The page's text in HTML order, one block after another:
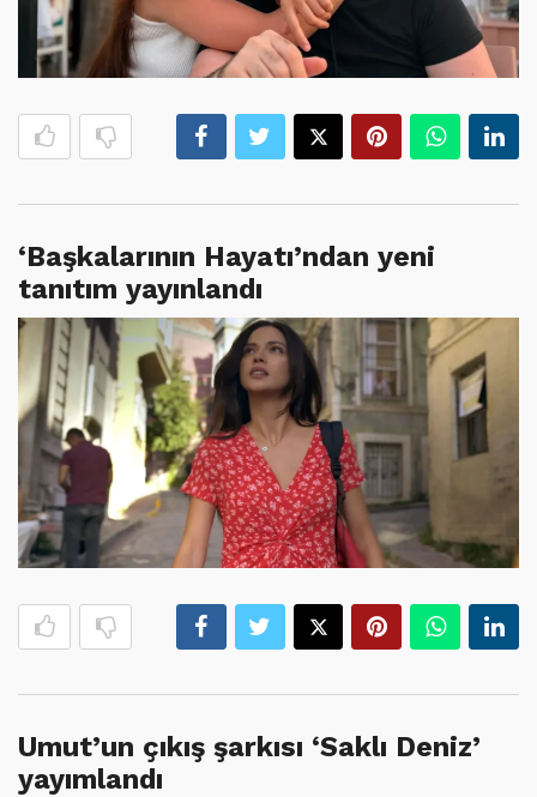
‘Başkalarının Hayatı’ndan yeni
tanıtım yayınlandı
Umut’un çıkış şarkısı ‘Saklı Deniz’
yayımlandı